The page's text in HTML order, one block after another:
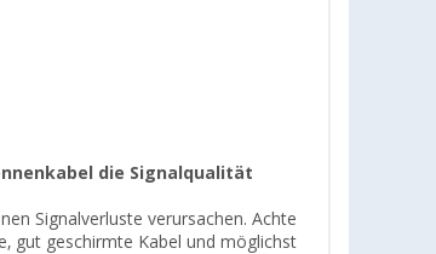
die Signalqualität
Signalverluste verursachen. Achte
gut geschirmte Kabel und möglichst